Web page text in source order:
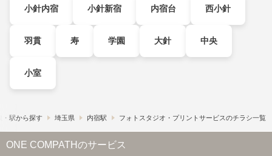
小針内宿 小針新宿 内宿台 西小針
羽貫 寿 学園 大針 中央
小室
・駅から探す 埼玉県 内宿駅 フォトスタジオ・プリントサービスのチラシ一覧
ONE COMPATHのサービス